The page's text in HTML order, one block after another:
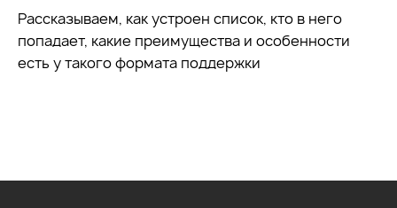
Рассказываем, как устроен список, кто в него
попадает, какие преимущества и особенности
есть у такого формата поддержки